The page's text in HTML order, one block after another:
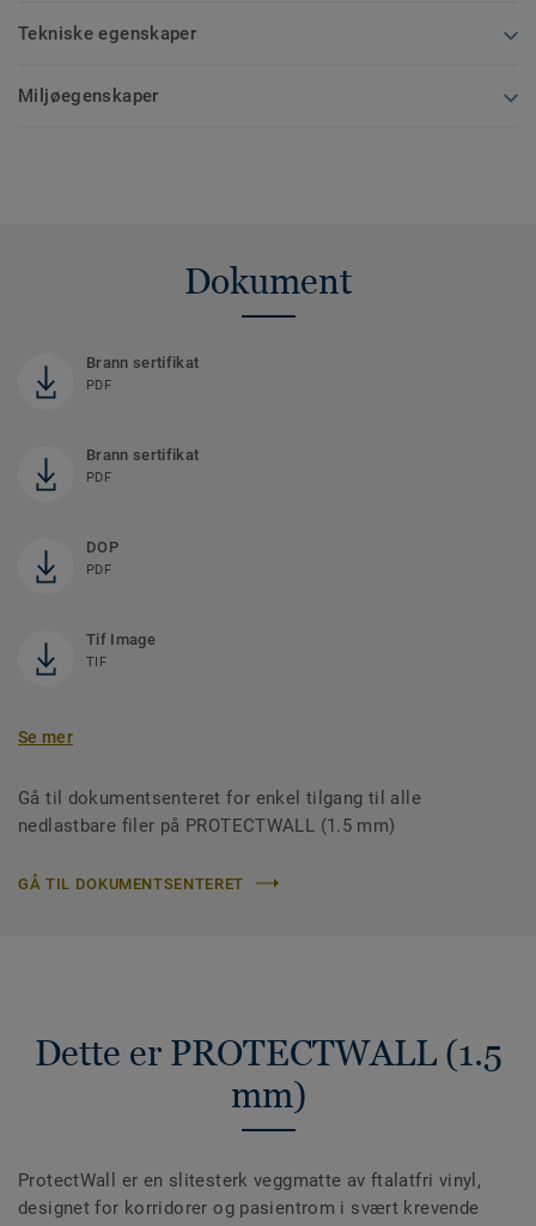
Tekniske egenskaper
Miljøegenskaper
Dokument
Brann sertifikat
PDF
Brann sertifikat
PDF
DOP
PDF
Tif Image
TIF
Se mer
Gå til dokumentsenteret for enkel tilgang til alle
nedlastbare filer på PROTECTWALL (1.5 mm)
GÅ TIL DOKUMENTSENTERET
Dette er PROTECTWALL (1.5
mm)
ProtectWall er en slitesterk veggmatte av ftalatfri vinyl,
designet for korridorer og pasientrom i svært krevende